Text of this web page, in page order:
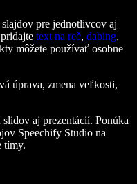
pre jednotlivcov aj
text na reč, dabing,
môžete používať osobne
úprava, zmena veľkosti,
aj prezentácií. Ponúka
Speechify Studio na
tímy.